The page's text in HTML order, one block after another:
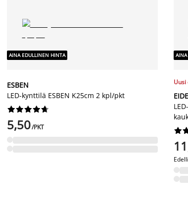
AINA EDULLINEN HINTA
ESBEN
LED-kynttilä ESBEN K25cm 2 kpl/pkt






5,50/PKT
EIDE

